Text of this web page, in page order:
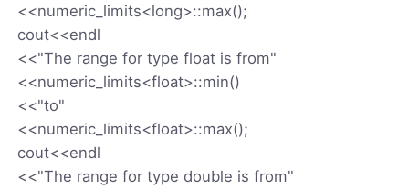
<<numeric_limits<long>::max();
cout<<endl
<<"The range for type float is from"
<<numeric_limits<float>::min()
<<"to"
<<numeric_limits<float>::max();
cout<<endl
<<"The range for type double is from"